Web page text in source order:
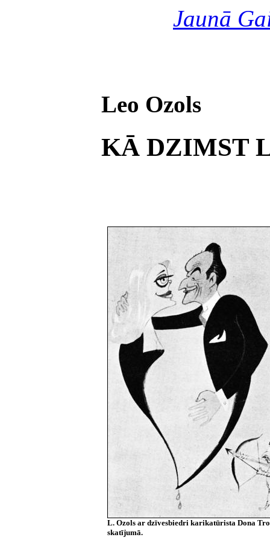
Jaunā
Leo Ozols
KĀ DZIMST
L. Ozols ar dzīvesbiedri karikatūrista Dona
skatījumā.